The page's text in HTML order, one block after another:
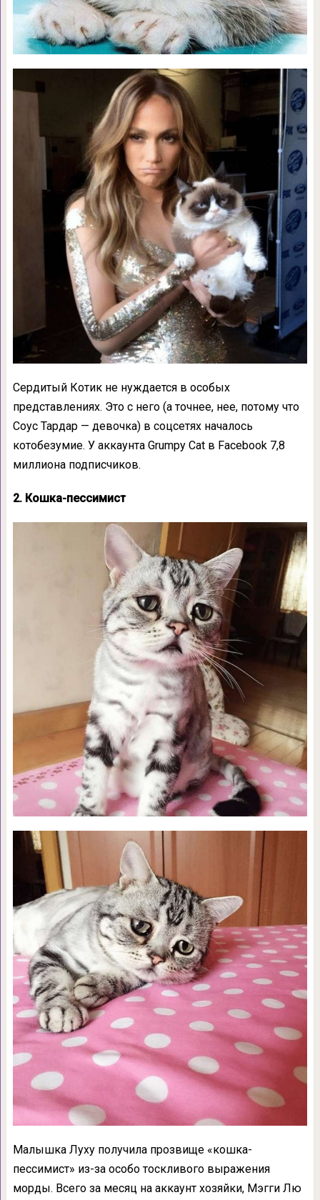
Сердитый Котик не нуждается в особых
представлениях. Это с него (а точнее, нее, потому что
Соус Тардар — девочка) в соцсетях началось
котобезумие. У аккаунта Grumpy Cat в Facebook 7,8
миллиона подписчиков.
2. Кошка-пессимист
Малышка Луху получила прозвище «кошка-
пессимист» из-за особо тоскливого выражения
морды. Всего за месяц на аккаунт хозяйки, Мэгги Лю